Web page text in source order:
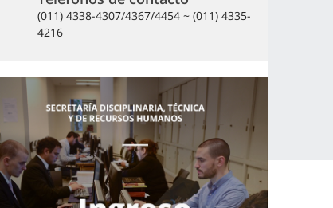
(011) 4338-4307/4367/4454 ~ (011) 4335-
4216